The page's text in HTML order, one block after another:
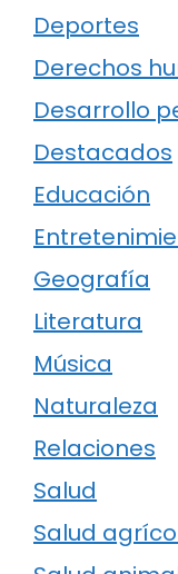
Deportes
Derechos
Desarrollo
Destacados
Educación
Geografía
Literatura
Música
Naturaleza
Relaciones
Salud
Salud